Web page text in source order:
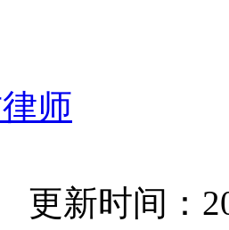
师
更新时间：